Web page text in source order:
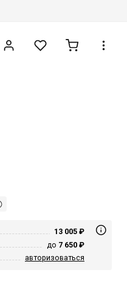
13 005 ₽
до 7 650 ₽
авторизоваться